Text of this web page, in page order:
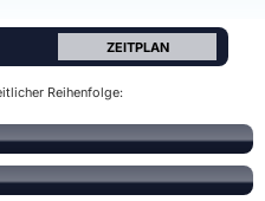
ZEITPLAN
Reihenfolge: